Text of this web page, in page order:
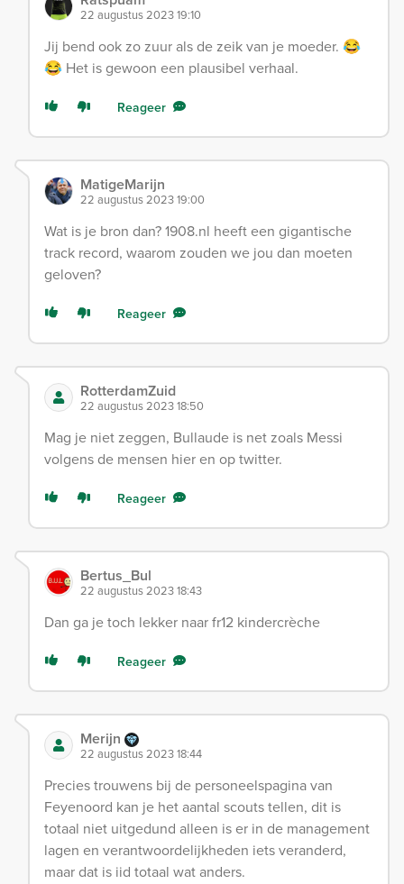
22 augustus 2023 19:10
Jij bend ook zo zuur als de zeik van je moeder. 😂
😂 Het is gewoon een plausibel verhaal.
Reageer
MatigeMarijn
22 augustus 2023 19:00
Wat is je bron dan? 1908.nl heeft een gigantische
track record, waarom zouden we jou dan moeten
geloven?
Reageer
RotterdamZuid
22 augustus 2023 18:50
Mag je niet zeggen, Bullaude is net zoals Messi
volgens de mensen hier en op twitter.
Reageer
Bertus_Bul
22 augustus 2023 18:43
Dan ga je toch lekker naar fr12 kindercrèche
Reageer
Merijn
22 augustus 2023 18:44
Precies trouwens bij de personeelspagina van
Feyenoord kan je het aantal scouts tellen, dit is
totaal niet uitgedund alleen is er in de management
lagen en verantwoordelijkheden iets veranderd,
maar dat is iid totaal wat anders.